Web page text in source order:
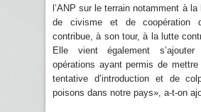
l’ANP sur le terrain notamment à la
de civisme et de coopération
contribue, à son tour, à la lutte
Elle vient également
opérations ayant permis de
tentative d’introduction et de
poisons dans notre pays», a-t-on